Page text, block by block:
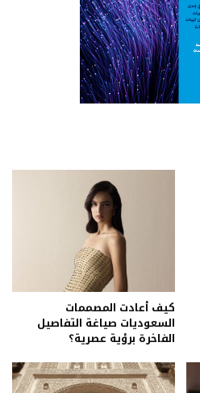
كيف أعادت المصممات
السعوديات صياغة التفاصيل
الفاخرة برؤية عصرية؟